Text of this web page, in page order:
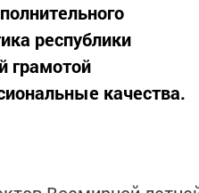
республики
грамотой
качества.